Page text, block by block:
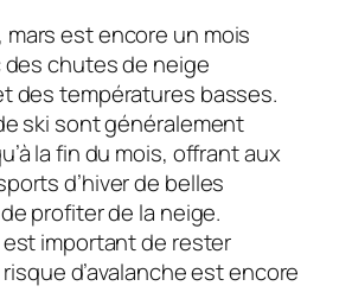
mars est encore un mois
des chutes de neige
des températures basses.
ski sont généralement
la fin du mois, offrant aux
d’hiver de belles
profiter de la neige.
important de rester
d’avalanche est encore